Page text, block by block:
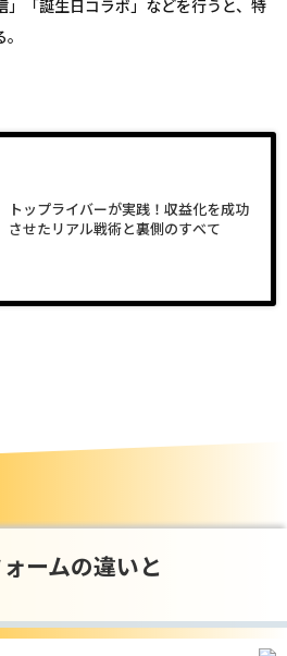
」「誕生日コラボ」などを行うと、特
トップライバーが実践！収益化を成功
させたリアル戦術と裏側のすべて
ームの違いと